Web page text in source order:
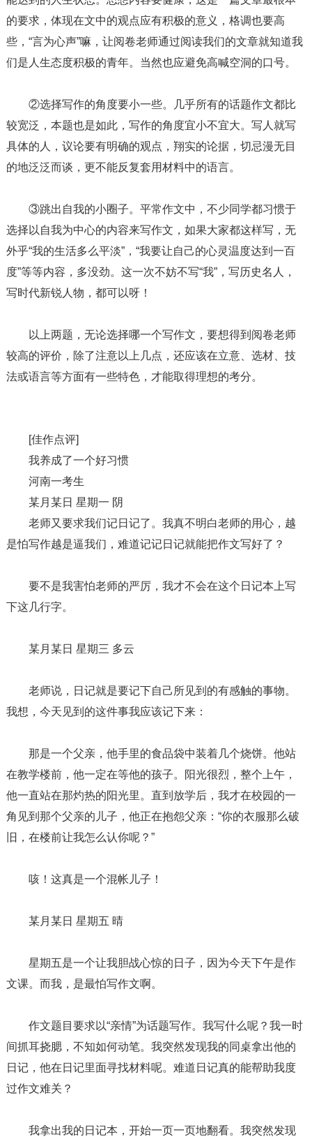
的要求，体现在文中的观点应有积极的意义，格调也要高
些，“言为心声”嘛，让阅卷老师通过阅读我们的文章就知道我
们是人生态度积极的青年。当然也应避免高喊空洞的口号。
②选择写作的角度要小一些。几乎所有的话题作文都比
较宽泛，本题也是如此，写作的角度宜小不宜大。写人就写
具体的人，议论要有明确的观点，翔实的论据，切忌漫无目
的地泛泛而谈，更不能反复套用材料中的语言。
③跳出自我的小圈子。平常作文中，不少同学都习惯于
选择以自我为中心的内容来写作文，如果大家都这样写，无
外乎“我的生活多么平淡”，“我要让自己的心灵温度达到一百
度”等等内容，多没劲。这一次不妨不写“我”，写历史名人，
写时代新锐人物，都可以呀！
以上两题，无论选择哪一个写作文，要想得到阅卷老师
较高的评价，除了注意以上几点，还应该在立意、选材、技
法或语言等方面有一些特色，才能取得理想的考分。
[佳作点评]
我养成了一个好习惯
河南一考生
某月某日 星期一 阴
老师又要求我们记日记了。我真不明白老师的用心，越
是怕写作越是逼我们，难道记记日记就能把作文写好了？
要不是我害怕老师的严厉，我才不会在这个日记本上写
下这几行字。
某月某日 星期三 多云
老师说，日记就是要记下自己所见到的有感触的事物。
我想，今天见到的这件事我应该记下来：
那是一个父亲，他手里的食品袋中装着几个烧饼。他站
在教学楼前，他一定在等他的孩子。阳光很烈，整个上午，
他一直站在那灼热的阳光里。直到放学后，我才在校园的一
角见到那个父亲的儿子，他正在抱怨父亲：“你的衣服那么破
旧，在楼前让我怎么认你呢？”
咳！这真是一个混帐儿子！
某月某日 星期五 晴
星期五是一个让我胆战心惊的日子，因为今天下午是作
文课。而我，是最怕写作文啊。
作文题目要求以“亲情”为话题写作。我写什么呢？我一时
间抓耳挠腮，不知如何动笔。我突然发现我的同桌拿出他的
日记，他在日记里面寻找材料呢。难道日记真的能帮助我度
过作文难关？
我拿出我的日记本，开始一页一页地翻看。我突然发现